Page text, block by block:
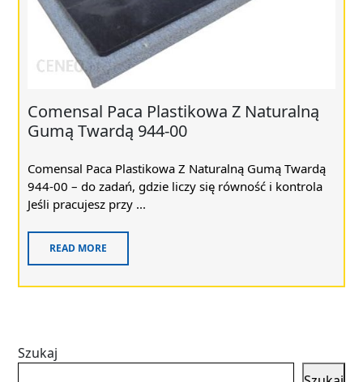
Comensal Paca Plastikowa Z Naturalną
Gumą Twardą 944-00
Comensal Paca Plastikowa Z Naturalną Gumą Twardą
944-00 – do zadań, gdzie liczy się równość i kontrola
Jeśli pracujesz przy ...
READ MORE
Szukaj